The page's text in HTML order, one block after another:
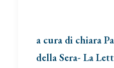
a cura di chiara
della Sera- La